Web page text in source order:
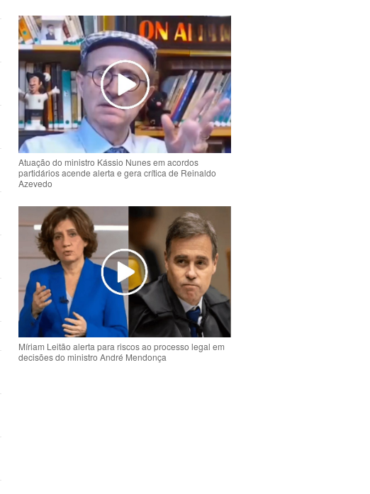
Atuação do ministro Kássio Nunes em acordos
partidários acende alerta e gera crítica de Reinaldo
Azevedo
Míriam Leitão alerta para riscos ao processo legal em
decisões do ministro André Mendonça